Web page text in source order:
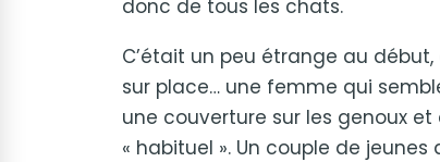
donc de tous les chats.
C’était un peu étrange au
sur place… une femme qui
une couverture sur les genoux
« habituel ». Un couple de